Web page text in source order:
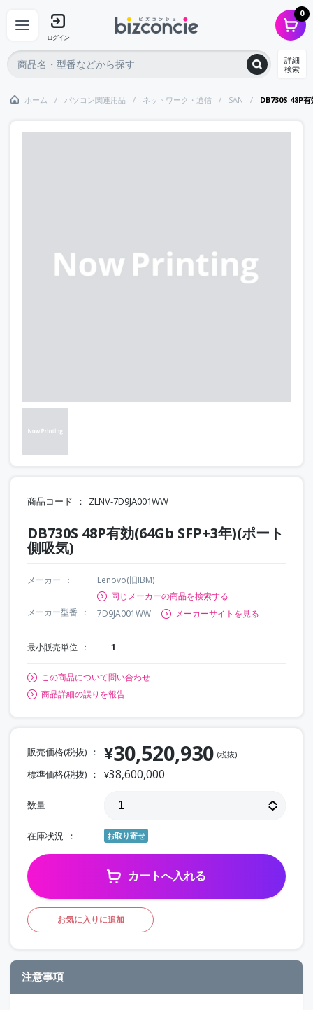
ログイン
0
詳細
検索
ホーム パソコン関連用品 ネットワーク・通信 SAN DB730S 48P
商品コード ZLNV-7D9JA001WW
DB730S 48P有効(64Gb SFP+3年)(ポート
側吸気)
メーカー
Lenovo(旧IBM)
同じメーカーの商品を検索する
メーカー型番
7D9JA001WW メーカーサイトを見る
最小販売単位 1
この商品について問い合わせ
商品詳細の誤りを報告
販売価格(税抜) ¥30,520,930 (税抜)
標準価格(税抜) ¥38,600,000
数量
在庫状況 お取り寄せ
カートへ入れる
お気に入りに追加
注意事項